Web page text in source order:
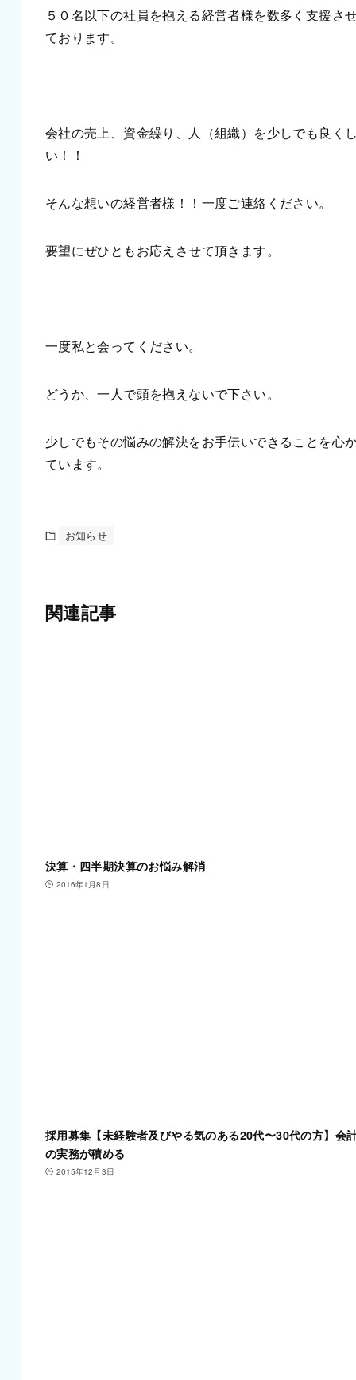
５０名以下の社員を抱える経営者様を数多く支援さ
ております。
会社の売上、資金繰り、人（組織）を少しでも良く
い！！
そんな想いの経営者様！！一度ご連絡ください。
要望にぜひともお応えさせて頂きます。
一度私と会ってください。
どうか、一人で頭を抱えないで下さい。
少しでもその悩みの解決をお手伝いできることを心
ています。
お知らせ
関連記事
決算・四半期決算のお悩み解消
2016年1月8日
採用募集【未経験者及びやる気のある20代〜30代の方】会
の実務が積める
2015年12月3日